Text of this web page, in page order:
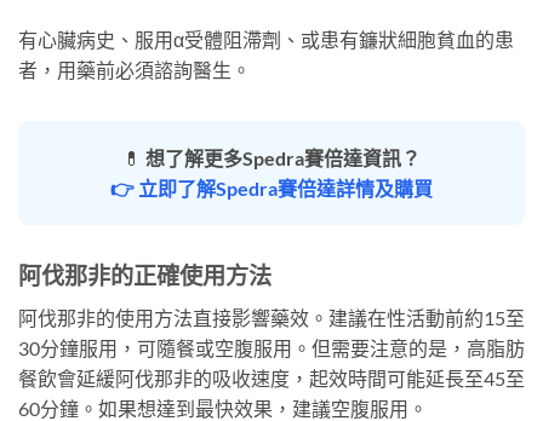
有心臟病史、服用α受體阻滯劑、或患有鐮狀細胞貧血的患
者，用藥前必須諮詢醫生。
💊 想了解更多Spedra賽倍達資訊？
👉 立即了解Spedra賽倍達詳情及購買
阿伐那非的正確使用方法
阿伐那非的使用方法直接影響藥效。建議在性活動前約15至
30分鐘服用，可隨餐或空腹服用。但需要注意的是，高脂肪
餐飲會延緩阿伐那非的吸收速度，起效時間可能延長至45至
60分鐘。如果想達到最快效果，建議空腹服用。